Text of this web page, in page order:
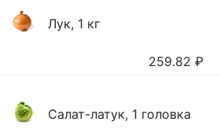
Лук, 1 кг
259.82 ₽
Салат-латук, 1 головка